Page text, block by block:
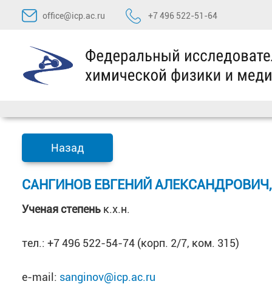
Перейти
содержимому
office@icp.ac.ru +7 496 522-51-64
Назад
САНГИНОВ ЕВГЕНИЙ
Ученая степень к.х.н.
тел.: +7 496 522-54-74 (корп. 2/7, ком. 315)
e-mail: sanginov@icp.ac.ru